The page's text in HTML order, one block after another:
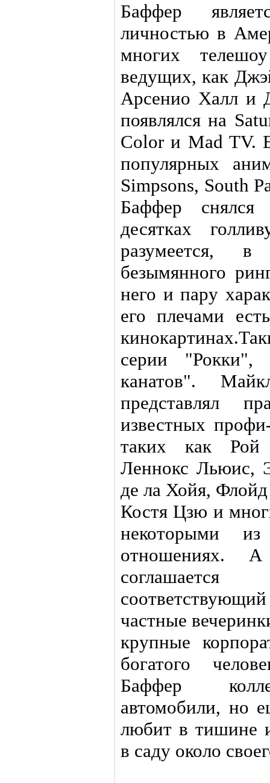
Баффер
личностью в
многих
ведущих, как
Арсенио Халл и
появлялся на
Color и Mad TV.
популярных
Simpsons, South
Баффер
десятках
разумеется,
безымянного
него и пару
его плечами
серии
канатов".
представлял
известных
таких как
Леннокс Льюис,
де ла Хойя,
Костя Цзю и
некоторыми
отношениях.
частные
крупные
богатого
Баффер
автомобили, но
любит в тишине
в саду около